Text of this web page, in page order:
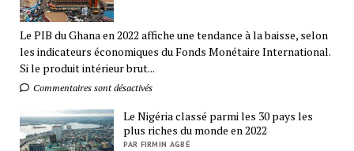
Le PIB du Ghana en 2022 affiche une tendance à la baisse, selon
les indicateurs économiques du Fonds Monétaire International.
Si le produit intérieur brut...
Commentaires sont désactivés
Le Nigéria classé parmi les 30 pays les
plus riches du monde en 2022
PAR FIRMIN AGBÉ